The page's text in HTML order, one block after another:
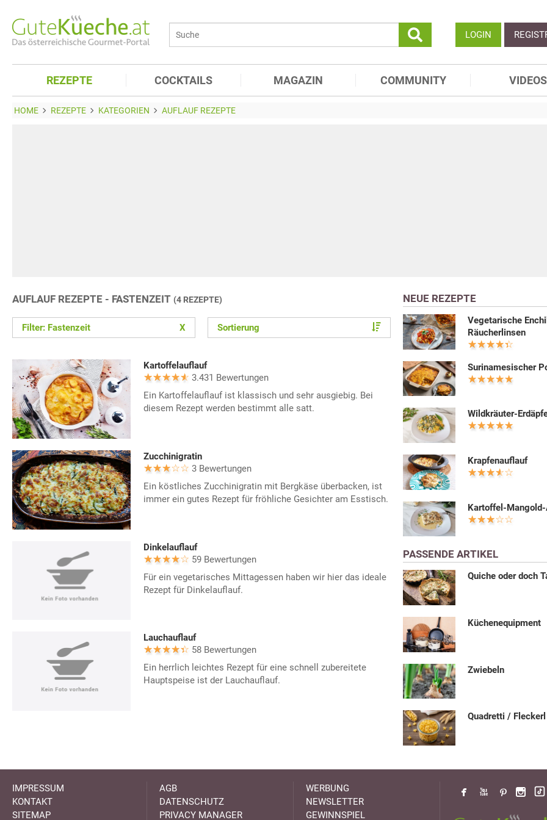
LOGIN
REZEPTE COCKTAILS MAGAZIN COMMUNITY VIDEOS
HOME REZEPTE KATEGORIEN AUFLAUF REZEPTE
AUFLAUF REZEPTE - FASTENZEIT (4 REZEPTE)
Filter: Fastenzeit X Sortierung
Kartoffelauflauf
3.431 Bewertungen
Ein Kartoffelauflauf ist klassisch und sehr ausgiebig. Bei
diesem Rezept werden bestimmt alle satt.
Zucchinigratin
3 Bewertungen
Ein köstliches Zucchinigratin mit Bergkäse überbacken, ist
immer ein gutes Rezept für fröhliche Gesichter am Esstisch.
Dinkelauflauf
59 Bewertungen
Für ein vegetarisches Mittagessen haben wir hier das ideale
Rezept für Dinkelauflauf.
Lauchauflauf
58 Bewertungen
Ein herrlich leichtes Rezept für eine schnell zubereitete
Hauptspeise ist der Lauchauflauf.
NEUE REZEPTE
Vegetarische
Räucherlinsen
Surinamesischer
Wildkräuter-
Krapfenauflauf
Kartoffel-
PASSENDE ARTIKEL
Quiche oder doch
Küchenequipment
Zwiebeln
Quadretti / Fleckerl
IMPRESSUM
KONTAKT
SITEMAP
AGB
DATENSCHUTZ
PRIVACY MANAGER
WERBUNG
NEWSLETTER
GEWINNSPIEL